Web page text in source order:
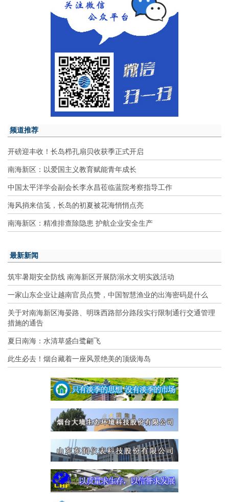
频道推荐
开磅迎丰收！长岛栉孔扇贝收获季正式开启
南海新区：以爱国主义教育赋能青年成长
中国太平洋学会副会长李永昌莅临蓝院考察指导工作
海风捎来信笺，长岛的初夏被花海悄悄点亮
南海新区：精准排查除隐患 护航企业安全生产
最新新闻
筑牢暑期安全防线 南海新区开展防溺水文明实践活动
一家山东企业让越南官员点赞，中国智慧渔业的出海密码是什么
关于对南海新区海晏路、明珠西路部分路段实行限制通行交通管理
措施的通告
夏日南海：水清草盛白鹭翩飞
此生必去！烟台藏着一座风景绝美的顶级海岛